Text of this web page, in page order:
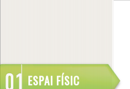
ESPAI FÍSIC